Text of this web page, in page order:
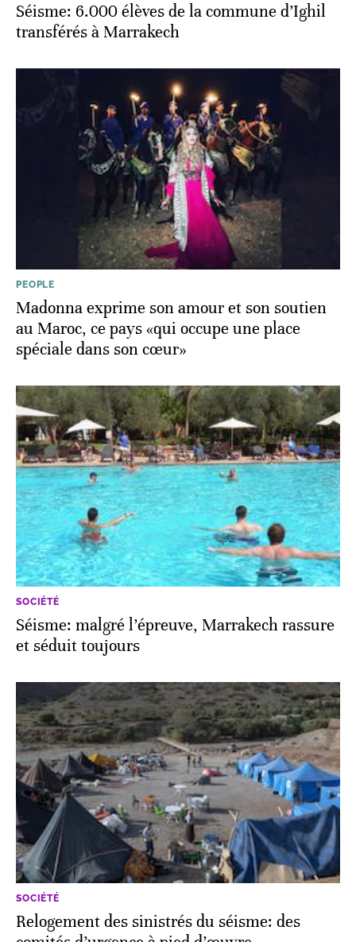
Séisme: 6.000 élèves de la commune d’Ighil
transférés à Marrakech
PEOPLE
Madonna exprime son amour et son soutien
au Maroc, ce pays «qui occupe une place
spéciale dans son cœur»
SOCIÉTÉ
Séisme: malgré l’épreuve, Marrakech rassure
et séduit toujours
SOCIÉTÉ
Relogement des sinistrés du séisme: des